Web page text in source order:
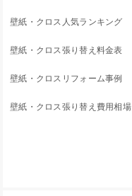
壁紙・クロス人気ランキング
壁紙・クロス張り替え料金表
壁紙・クロスリフォーム事例
壁紙・クロス張り替え費用相場